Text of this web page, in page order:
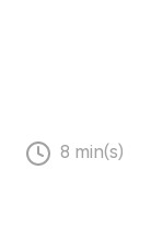
8 min(s)